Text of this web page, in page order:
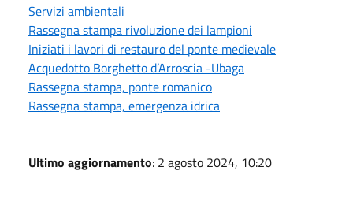
Servizi ambientali
Rassegna stampa rivoluzione dei lampioni
Iniziati i lavori di restauro del ponte medievale
Acquedotto Borghetto d’Arroscia -Ubaga
Rassegna stampa, ponte romanico
Rassegna stampa, emergenza idrica
Ultimo aggiornamento: 2 agosto 2024, 10:20